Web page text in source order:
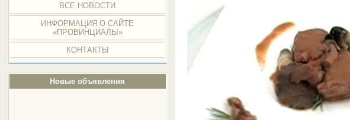
ВСЕ НОВОСТИ
ИНФОРМАЦИЯ О САЙТЕ
«ПРОВИНЦИАЛЫ»
КОНТАКТЫ
Новые объявления